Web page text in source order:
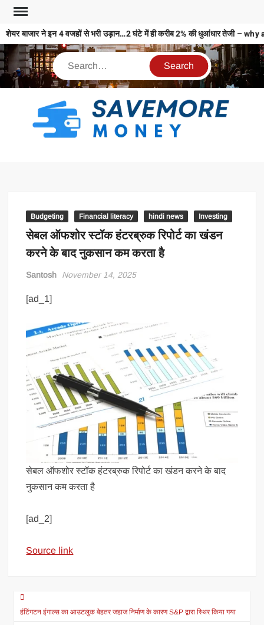
शेयर बाजार ने इन 4 वजहों से भरी उड़ान…2 घंटे में ही करीब 2% की धुआंधार
Budgeting Financial literacy hindi news Investing
सेबल ऑफशोर स्टॉक हंटरब्रुक रिपोर्ट का खंडन
करने के बाद नुकसान कम करता है
Santosh November 14, 2025
[ad_1]
सेबल ऑफशोर स्टॉक हंटरब्रुक रिपोर्ट का खंडन करने के बाद
नुकसान कम करता है
[ad_2]
Source link
हंटिंगटन इंगाल्स का आउटलुक बेहतर जहाज निर्माण के कारण S&P द्वारा स्थिर किया गया